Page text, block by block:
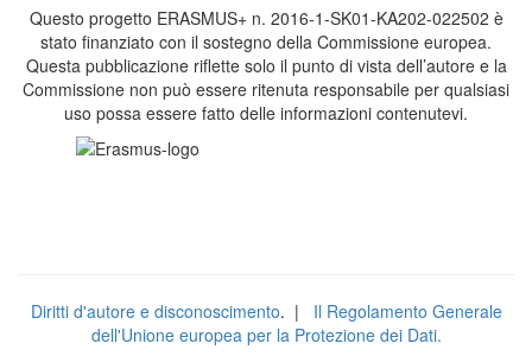
Questo progetto ERASMUS+ n. 2016-1-SK01-KA202-022502 è
stato finanziato con il sostegno della Commissione europea.
Questa pubblicazione riflette solo il punto di vista dell’autore e la
Commissione non può essere ritenuta responsabile per qualsiasi
uso possa essere fatto delle informazioni contenutevi.
Diritti d'autore e disconoscimento. |
Il Regolamento Generale
dell'Unione europea per la Protezione dei Dati.